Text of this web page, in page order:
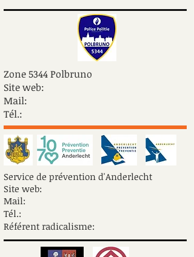
Zone 5344 Polbruno
Site web:
Mail:
Tél.:
Service de prévention d'Anderlecht
Site web:
Mail:
Tél.:
Référent radicalisme: